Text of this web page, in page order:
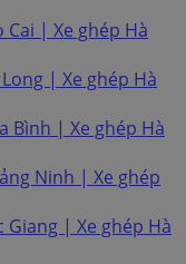
Cai | Xe ghép Hà
| Xe ghép Hà
Bình | Xe ghép Hà
Ninh | Xe ghép
Giang | Xe ghép Hà